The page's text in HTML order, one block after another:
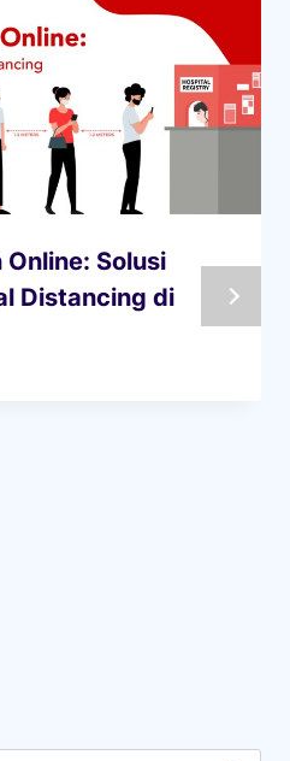
Solusi
Distancing di